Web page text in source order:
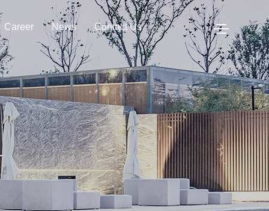
Career News Contact Us